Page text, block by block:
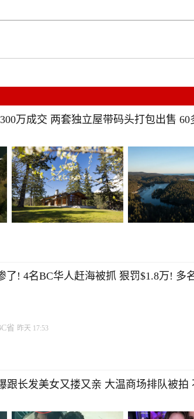
万成交 两套独立屋带码头打包出售 60
了! 4名BC华人赶海被抓 狠罚$1.8万! 多
省 昨天 17:53
跟长发美女又搂又亲 大温商场排队被拍